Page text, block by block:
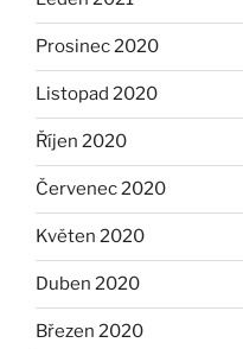
Prosinec 2020
Listopad 2020
Říjen 2020
Červenec 2020
Květen 2020
Duben 2020
Březen 2020